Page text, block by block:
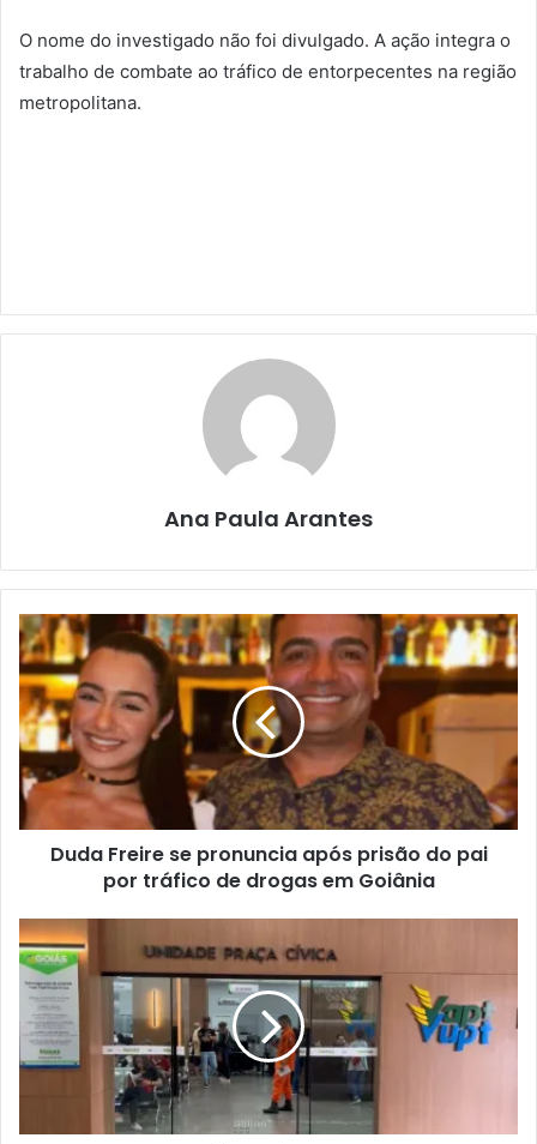
O nome do investigado não foi divulgado. A ação integra o
trabalho de combate ao tráfico de entorpecentes na região
metropolitana.
Ana Paula Arantes
Duda Freire se pronuncia após prisão do pai
por tráfico de drogas em Goiânia